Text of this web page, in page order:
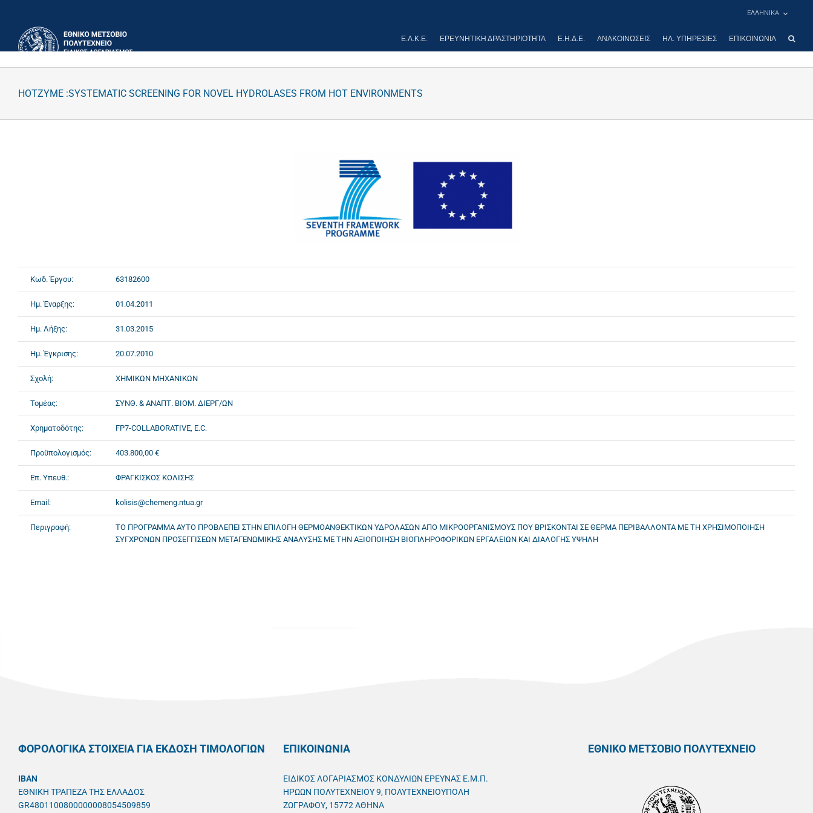
περιεχόμενο
ΕΛΛΗΝΙΚΑ
Ε.Λ.Κ.Ε. ΕΡΕΥΝΗΤΙΚΉ ΔΡΑΣΤΗΡΙΌΤΗΤΑ Ε.Η.Δ.Ε. ΑΝΑΚΟΙΝΏΣΕΙΣ ΗΛ. ΥΠΗΡΕΣΊΕΣ ΕΠΙΚΟΙΝΩΝΊΑ
HOTZYME :SYSTEMATIC SCREENING FOR NOVEL HYDROLASES FROM HOT ENVIRONMENTS
Κωδ. Έργου: 63182600
Ημ. Έναρξης: 01.04.2011
Ημ. Λήξης: 31.03.2015
Ημ. Έγκρισης: 20.07.2010
Σχολή: ΧΗΜΙΚΩΝ ΜΗΧΑΝΙΚΩΝ
Τομέας: ΣΥΝΘ. & ΑΝΑΠΤ. ΒΙΟΜ. ΔΙΕΡΓ/ΩΝ
Χρηματοδότης: FP7-COLLABORATIVE, E.C.
Προϋπολογισμός: 403.800,00 €
Επ. Υπευθ.: ΦΡΑΓΚΙΣΚΟΣ ΚΟΛΙΣΗΣ
Email: kolisis@chemeng.ntua.gr
Περιγραφή:
ΤΟ ΠΡΟΓΡΑΜΜΑ ΑΥΤΟ ΠΡΟΒΛΕΠΕΙ ΣΤΗΝ ΕΠΙΛΟΓΗ ΘΕΡΜΟΑΝΘΕΚΤΙΚΩΝ ΥΔΡΟΛΑΣΩΝ ΑΠΟ ΜΙΚΡΟΟΡΓΑΝΙΣΜΟΥΣ ΠΟΥ ΒΡΙΣΚΟΝΤΑΙ ΣΕ ΘΕΡΜΑ ΠΕΡΙΒΑΛΛΟΝΤΑ ΜΕ ΤΗ ΧΡΗΣΙΜΟΠΟΙΗΣΗ
ΣΥΓΧΡΟΝΩΝ ΠΡΟΣΕΓΓΙΣΕΩΝ ΜΕΤΑΓΕΝΩΜΙΚΗΣ ΑΝΑΛΥΣΗΣ ΜΕ ΤΗΝ ΑΞΙΟΠΟΙΗΣΗ ΒΙΟΠΛΗΡΟΦΟΡΙΚΩΝ ΕΡΓΑΛΕΙΩΝ ΚΑΙ ΔΙΑΛΟΓΗΣ ΥΨΗΛΗ
ΦΟΡΟΛΟΓΙΚΑ ΣΤΟΙΧΕΙΑ ΓΙΑ ΕΚΔΟΣΗ ΤΙΜΟΛΟΓΙΩΝ
IBAN
ΕΘΝΙΚΗ ΤΡΑΠΕΖΑ ΤΗΣ ΕΛΛΑΔΟΣ
GR4801100800000008054509859
ΕΠΙΚΟΙΝΩΝΙΑ
ΕΙΔΙΚΟΣ ΛΟΓΑΡΙΑΣΜΟΣ ΚΟΝΔΥΛΙΩΝ ΕΡΕΥΝΑΣ Ε.Μ.Π.
ΗΡΩΩΝ ΠΟΛΥΤΕΧΝΕΙΟΥ 9, ΠΟΛΥΤΕΧΝΕΙΟΥΠΟΛΗ
ΖΩΓΡΑΦΟΥ, 15772 ΑΘΗΝΑ
ΕΘΝΙΚΟ ΜΕΤΣΟΒΙΟ ΠΟΛΥΤΕΧΝΕΙΟ